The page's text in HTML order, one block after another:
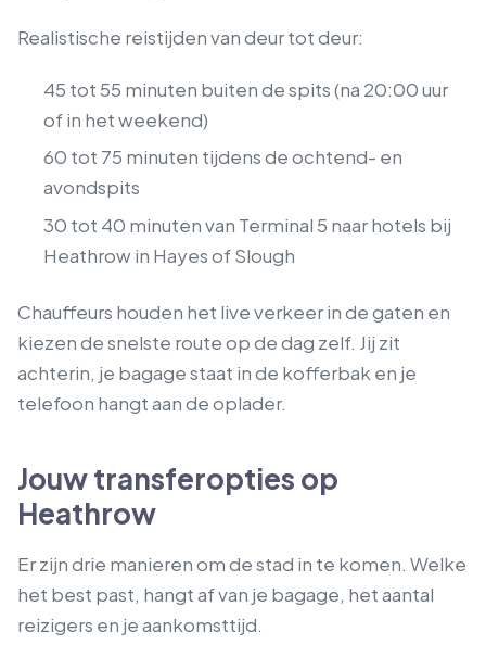
Realistische reistijden van deur tot deur:
45 tot 55 minuten buiten de spits (na 20:00 uur
of in het weekend)
60 tot 75 minuten tijdens de ochtend- en
avondspits
30 tot 40 minuten van Terminal 5 naar hotels bij
Heathrow in Hayes of Slough
Chauffeurs houden het live verkeer in de gaten en
kiezen de snelste route op de dag zelf. Jij zit
achterin, je bagage staat in de kofferbak en je
telefoon hangt aan de oplader.
Jouw transferopties op
Heathrow
Er zijn drie manieren om de stad in te komen. Welke
het best past, hangt af van je bagage, het aantal
reizigers en je aankomsttijd.